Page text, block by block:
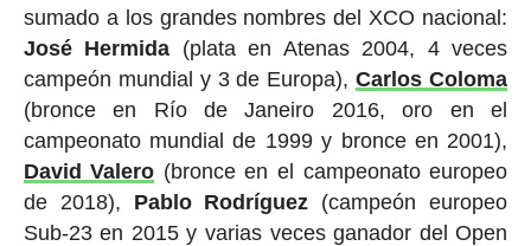
sumado a los grandes nombres del XCO nacional:
José Hermida (plata en Atenas 2004, 4 veces
campeón mundial y 3 de Europa),Carlos Coloma
(bronce en Río de Janeiro 2016, oro en el
campeonato mundial de 1999 y bronce en 2001),
David Valero (bronce en el campeonato europeo
de 2018), Pablo Rodríguez (campeón europeo
Sub-23 en 2015 y varias veces ganador del Open